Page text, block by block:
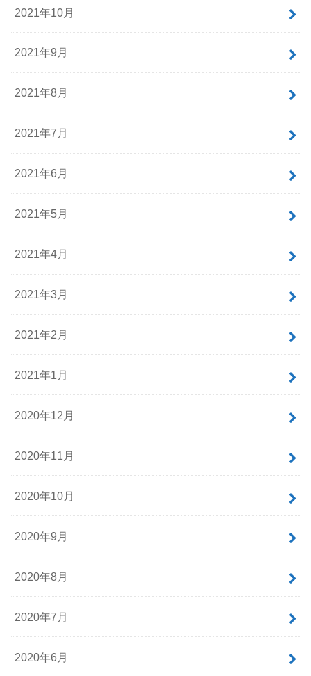
2021年10月
2021年9月
2021年8月
2021年7月
2021年6月
2021年5月
2021年4月
2021年3月
2021年2月
2021年1月
2020年12月
2020年11月
2020年10月
2020年9月
2020年8月
2020年7月
2020年6月